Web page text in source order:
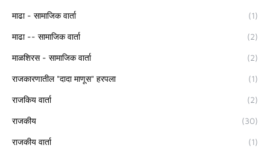
माढा - सामाजिक वार्ता (1)
माढा -- सामाजिक वार्ता (2)
माळशिरस - सामाजिक वार्ता (2)
राजकारणातील "दादा माणूस" हरपला (1)
राजकिय वार्ता (2)
राजकीय (30)
राजकीय वार्ता (1)